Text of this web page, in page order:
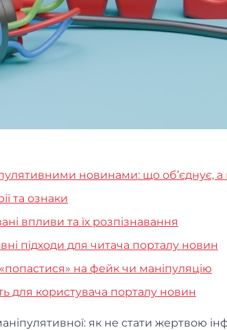
новинами: що об’єднує, а
та ознаки
впливи та їх розпізнавання
підходи для читача порталу новин
на фейк чи маніпуляцію
для користувача порталу новин
як не стати жертвою